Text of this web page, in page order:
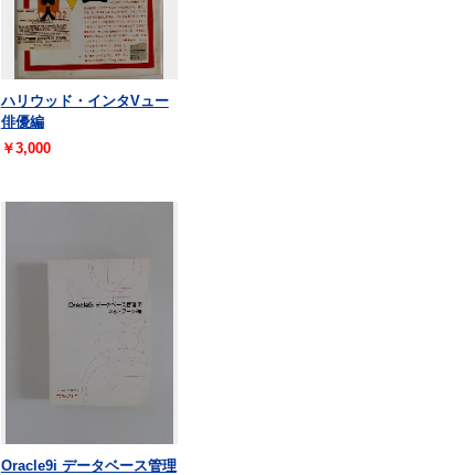
ハリウッド・インタVュー
俳優編
￥3,000
Oracle9i データベース管理